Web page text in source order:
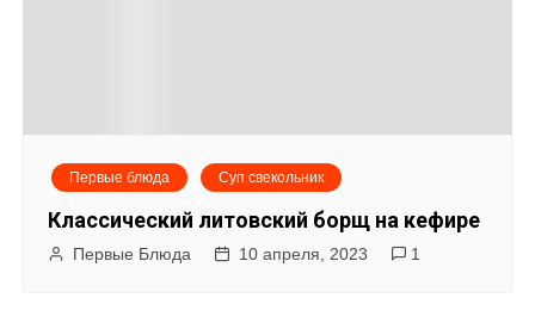
Первые блюда Суп свекольник
Классический литовский борщ на кефире
Первые Блюда 10 апреля, 2023 1